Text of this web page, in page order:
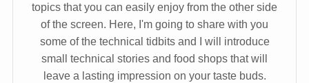
topics that you can easily enjoy from the other side
of the screen. Here, I'm going to share with you
some of the technical tidbits and I will introduce
small technical stories and food shops that will
leave a lasting impression on your taste buds.